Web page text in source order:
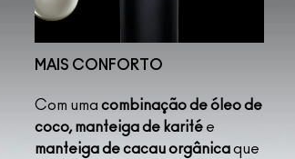
MAIS CONFORTO
Com uma combinação de óleo de
coco, manteiga de karitée
manteiga de cacau orgânicaque